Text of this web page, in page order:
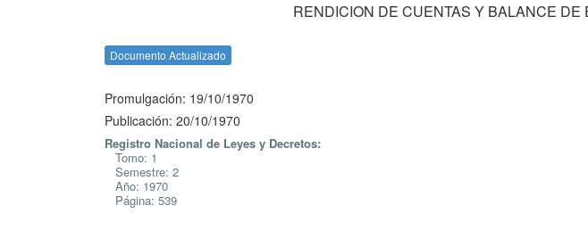
RENDICION DE CUENTAS Y BALANCE
Documento Actualizado
Promulgación: 19/10/1970
Publicación: 20/10/1970
Registro Nacional de Leyes y Decretos:
Tomo: 1
Semestre: 2
Año: 1970
Página: 539